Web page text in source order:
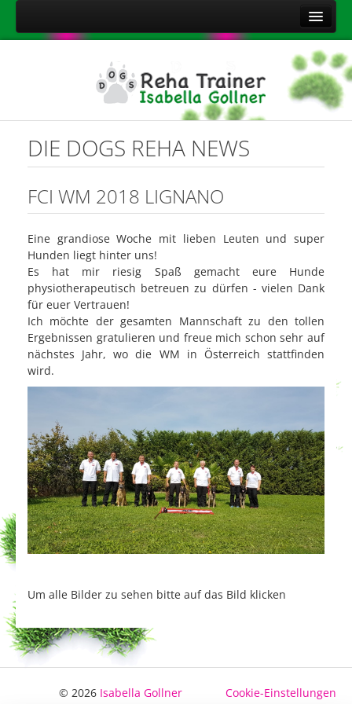
Kontakt
Impressum
Datenschutzerklärung
Onlineshop Nahrungsergänzungsmittel
DIE DOGS REHA NEWS
FCI WM 2018 LIGNANO
Eine grandiose Woche mit lieben Leuten und super
Hunden liegt hinter uns!
Es hat mir riesig Spaß gemacht eure Hunde
physiotherapeutisch betreuen zu dürfen - vielen Dank
für euer Vertrauen!
Ich möchte der gesamten Mannschaft zu den tollen
Ergebnissen gratulieren und freue mich schon sehr auf
nächstes Jahr, wo die WM in Österreich stattfinden
wird.
Um alle Bilder zu sehen bitte auf das Bild klicken
© 2026 Isabella Gollner Cookie-Einstellungen